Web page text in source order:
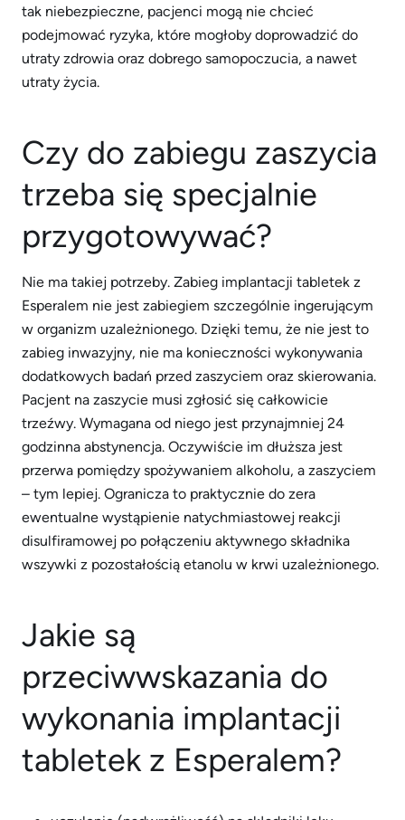
tak niebezpieczne, pacjenci mogą nie chcieć
podejmować ryzyka, które mogłoby doprowadzić do
utraty zdrowia oraz dobrego samopoczucia, a nawet
utraty życia.
Czy do zabiegu zaszycia
trzeba się specjalnie
przygotowywać?
Nie ma takiej potrzeby. Zabieg implantacji tabletek z
Esperalem nie jest zabiegiem szczególnie ingerującym
w organizm uzależnionego. Dzięki temu, że nie jest to
zabieg inwazyjny, nie ma konieczności wykonywania
dodatkowych badań przed zaszyciem oraz skierowania.
Pacjent na zaszycie musi zgłosić się całkowicie
trzeźwy. Wymagana od niego jest przynajmniej 24
godzinna abstynencja. Oczywiście im dłuższa jest
przerwa pomiędzy spożywaniem alkoholu, a zaszyciem
– tym lepiej. Ogranicza to praktycznie do zera
ewentualne wystąpienie natychmiastowej reakcji
disulfiramowej po połączeniu aktywnego składnika
wszywki z pozostałością etanolu w krwi uzależnionego.
Jakie są
przeciwwskazania do
wykonania implantacji
tabletek z Esperalem?